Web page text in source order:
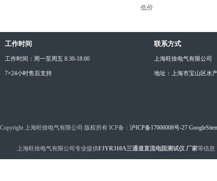
低价
工作时间
工作时间：周一至周五 8:30-18:00
7×24小时售后支持
联系方式
上海旺徐电气有限公司
地址：上海市宝山区水
Copyright 上海旺徐电气有限公司 版权所有 ICP备： 沪ICP备17006008号-27
上海旺徐电气有限公司专业提供FJYR310A三通道直流电阻测试仪 厂家等信息